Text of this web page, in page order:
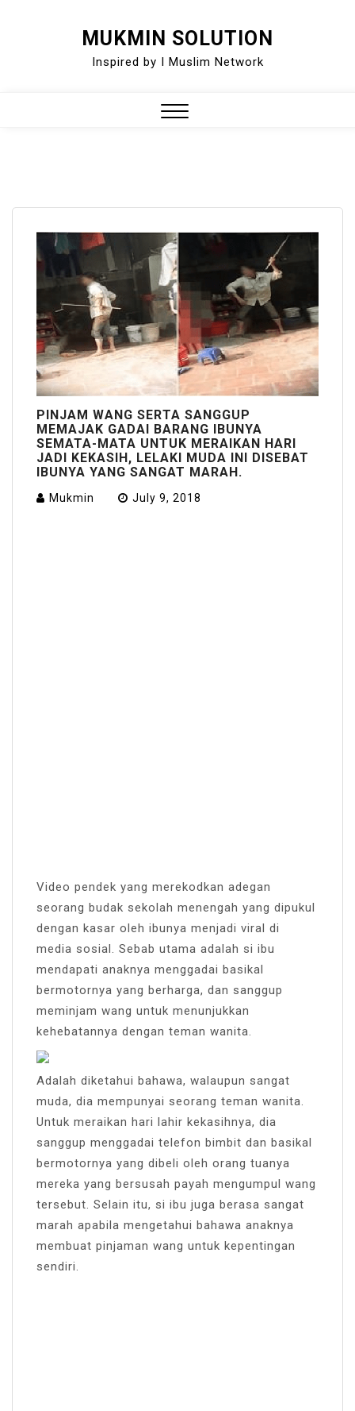
MUKMIN SOLUTION
Inspired by I Muslim Network
PINJAM WANG SERTA SANGGUP
MEMAJAK GADAI BARANG IBUNYA
SEMATA-MATA UNTUK MERAIKAN HARI
JADI KEKASIH, LELAKI MUDA INI DISEBAT
IBUNYA YANG SANGAT MARAH.
Mukmin July 9, 2018
Video pendek yang merekodkan adegan
seorang budak sekolah menengah yang dipukul
dengan kasar oleh ibunya menjadi viral di
media sosial. Sebab utama adalah si ibu
mendapati anaknya menggadai basikal
bermotornya yang berharga, dan sanggup
meminjam wang untuk menunjukkan
kehebatannya dengan teman wanita.
Adalah diketahui bahawa, walaupun sangat
muda, dia mempunyai seorang teman wanita.
Untuk meraikan hari lahir kekasihnya, dia
sanggup menggadai telefon bimbit dan basikal
bermotornya yang dibeli oleh orang tuanya
mereka yang bersusah payah mengumpul wang
tersebut. Selain itu, si ibu juga berasa sangat
marah apabila mengetahui bahawa anaknya
membuat pinjaman wang untuk kepentingan
sendiri.